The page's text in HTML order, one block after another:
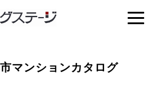
マンションカタログ